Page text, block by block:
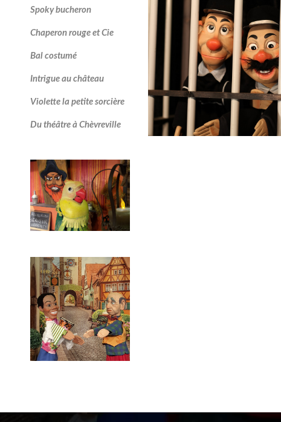
Spoky bucheron
Chaperon rouge et Cie
Bal costumé
Intrigue au château
Violette la petite sorcière
Du théâtre à Chèvreville